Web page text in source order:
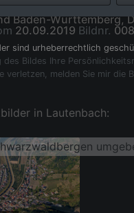
an der
Baden-Württemberg,
20.09.2019 Bildnr.
sind urheberrechtlich
des Bildes Ihre
verletzen, melden Sie mir die
in Lautenbach: